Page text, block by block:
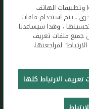
محفوظة © 2026
عندما تستخدم ,kfh.com, kfhonline.com وتطبيقات الهاتف
، يتم استخدام ملفات
، وهذا سيساعدنا
جميع ملفات تعريف
لمراجعتها.
الارتباط كلها